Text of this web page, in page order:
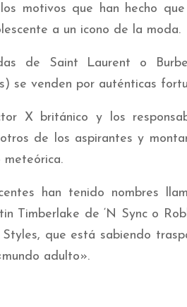
motivos que han hecho
a un icono de la moda.
de Saint Laurent o
se venden por auténticas
X británico y los
de los aspirantes y
meteórica.
han tenido nombres
Timberlake de ‘N Sync o
que está sabiendo
adulto».